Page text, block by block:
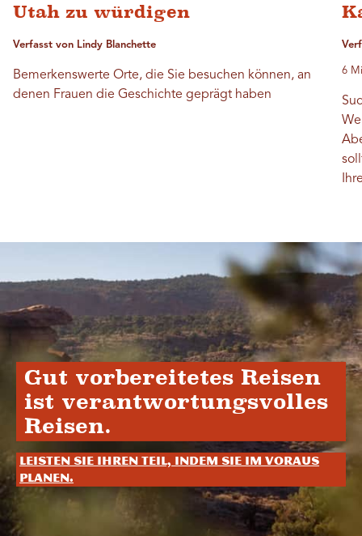
Utah zu würdigen
Verfasst von Lindy Blanchette
Bemerkenswerte Orte, die Sie besuchen können, an
denen Frauen die Geschichte geprägt haben
6
Gut vorbereitetes Reisen
ist verantwortungsvolles
Reisen.
Leisten Sie Ihren Teil, indem Sie im Voraus
planen.